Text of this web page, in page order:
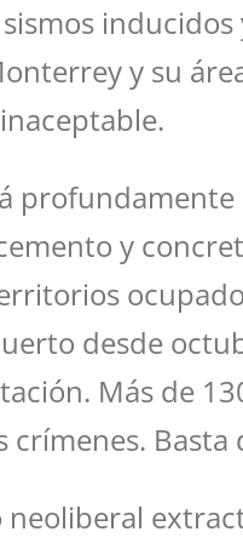
y su
y
desde
Más de
Basta